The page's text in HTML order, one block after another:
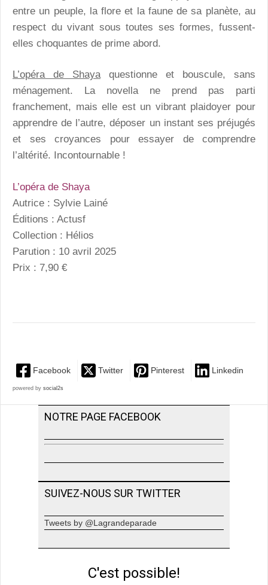
entre un peuple, la flore et la faune de sa planète, au
respect du vivant sous toutes ses formes, fussent-
elles choquantes de prime abord.
L’opéra de Shayaquestionne et bouscule, sans
ménagement. La novella ne prend pas parti
franchement, mais elle est un vibrant plaidoyer pour
apprendre de l’autre, déposer un instant ses préjugés
et ses croyances pour essayer de comprendre
l’altérité. Incontournable !
L’opéra de Shaya
Autrice : Sylvie Lainé
Éditions : Actusf
Collection : Hélios
Parution : 10 avril 2025
Prix : 7,90 €
Facebook Twitter Pinterest Linkedin
powered by social2s
NOTRE PAGE FACEBOOK
SUIVEZ-NOUS SUR TWITTER
Tweets by @Lagrandeparade
C'est possible!